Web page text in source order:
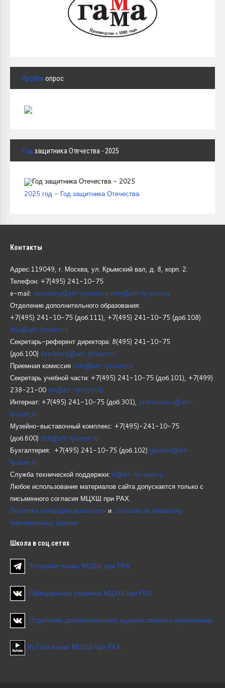
Пройти опрос
Год защитника Отечества - 2025
2025 год - Год защитника Отечества
Контакты
Адрес:119049, г. Москва, ул. Крымский вал, д. 8, корп. 2.
Телефон: +7(495) 241-10-75
e-mail: secretary@art-lyceum.ru mnv@art-lyceum.ru
Отделение дополнительного образования:
+7(495) 241-10-75 (доб.111), +7(495) 241-10-75 (доб.108)
dho@art-lyceum.ru
Секретарь-референт директора: 8(495) 241-10-75
(доб.100) secretary@art-lyceum.ru
Приемная комиссия com@art-lyceum.ru
Секретарь учебной части: +7(495) 241-10-75 (доб.101), +7(499)
238-21-00 lev@art-lyceum.ru
Интернат: +7(495) 241-10-75 (доб.301), protasova.u@art-
lyceum.ru
Музейно-выставочный комплекс: +7(495)-241-10-75
(доб.600) zeb@art-lyceum.ru
Бухгалтерия: +7(495) 241-10-75 (доб.102) glavbuh@art-
lyceum.ru
Служба технической поддержки: it@art-lyceum.ru
Любое использование материалов сайта допускается только с
письменного согласия МЦХШ при РАХ.
Политика конфиденциальности и согласие на обработку
персональных данных
Школа в соц.сетях
Телеграм-канал МЦХШ при РАХ
Официальная страница МЦХШ при РАХ
Отделение дополнительного художественного образования
RuTube канал МЦХШ при РАХ